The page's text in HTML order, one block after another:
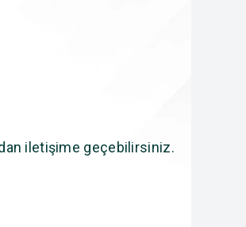
iletişime geçebilirsiniz.